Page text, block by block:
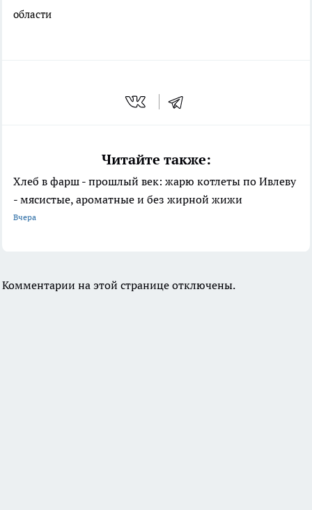
области
Читайте также:
Хлеб в фарш - прошлый век: жарю котлеты по Ивлеву
- мясистые, ароматные и без жирной жижи
Вчера
Комментарии на этой странице отключены.